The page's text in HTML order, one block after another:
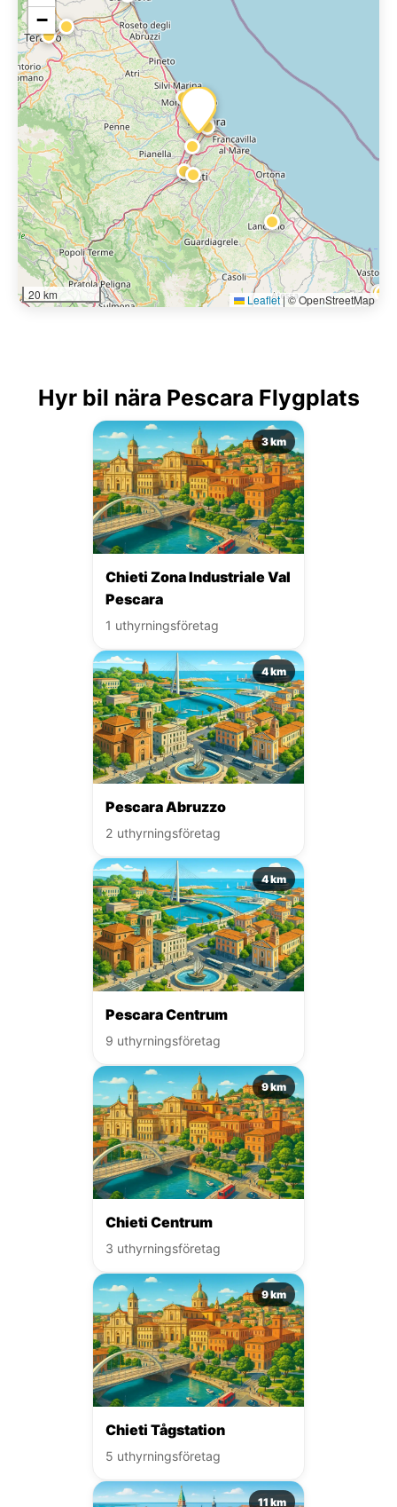
−
20 km Leaflet|© OpenStreetMap
Hyr bil nära Pescara Flygplats
3 km
Chieti Zona Industriale Val
Pescara
1 uthyrningsföretag
4 km
Pescara Abruzzo
2 uthyrningsföretag
4 km
Pescara Centrum
9 uthyrningsföretag
9 km
Chieti Centrum
3 uthyrningsföretag
9 km
Chieti Tågstation
5 uthyrningsföretag
11 km